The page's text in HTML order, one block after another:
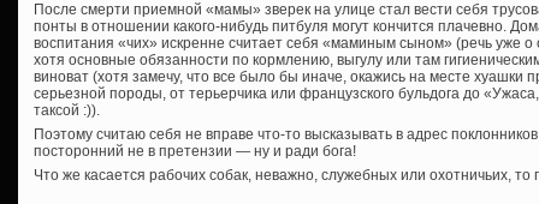
После смерти приемной «мамы» зверек на улице стал вести себя
понты в отношении какого-нибудь питбуля могут кончится плачевно.
воспитания «чих» искренне считает себя «маминым сыном» (речь уже о
хотя основные обязанности по кормлению, выгулу или там
виноват (хотя замечу, что все было бы иначе, окажись на месте хуашки
серьезной породы, от терьерчика или французского бульдога до
таксой :)).
Поэтому считаю себя не вправе что-то высказывать в адрес
посторонний не в претензии — ну и ради бога!
Что же касается рабочих собак, неважно, служебных или охотничьих,